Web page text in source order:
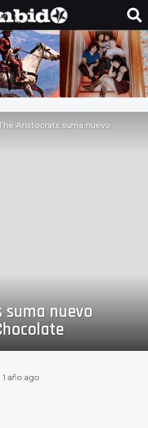
Aristocrats suma nuevo
suma nuevo
1 año ago